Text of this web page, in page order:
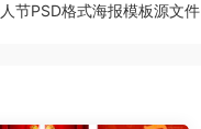
节PSD格式海报模板源文件